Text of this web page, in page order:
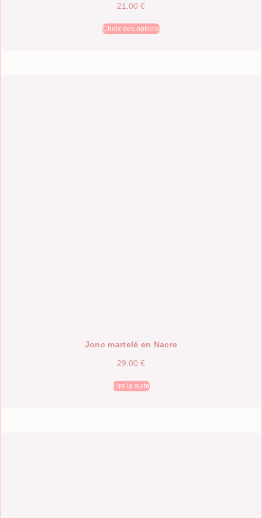
21,00 €
Choix des options
Jonc martelé en Nacre
29,00 €
Lire la suite